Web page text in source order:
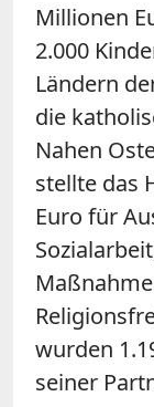
Millionen
2.000
Ländern
die
Nahen
stellte das
Euro für
wurden
seiner